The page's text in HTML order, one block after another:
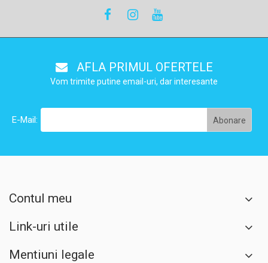
AFLA PRIMUL OFERTELE
Vom trimite putine email-uri, dar interesante
E-Mail:
Contul meu
Link-uri utile
Mentiuni legale